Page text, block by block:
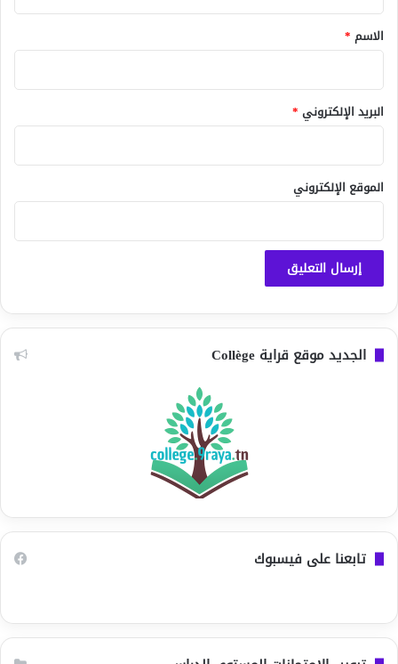
*
الاسم *
البريد الإلكتروني *
الموقع الإلكتروني
الجديد موقع قراية Collège
تابعنا على فيسبوك